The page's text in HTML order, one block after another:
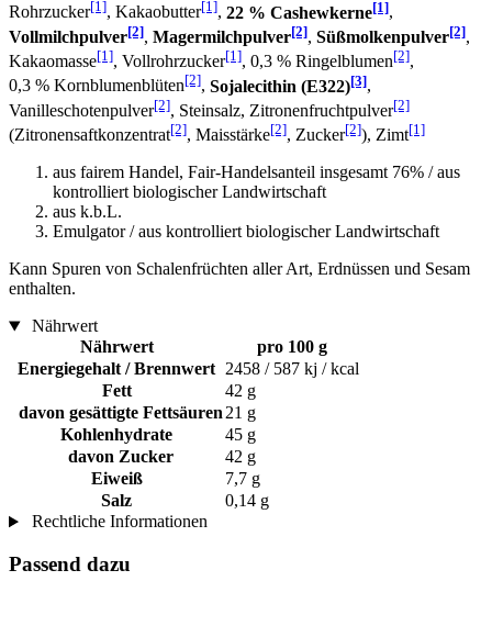
Rohrzucker[1], Kakaobutter[1], 22 % Cashewkerne[1],
Vollmilchpulver[2], Magermilchpulver[2], Süßmolkenpulver[2],
Kakaomasse[1], Vollrohrzucker[1], 0,3 % Ringelblumen[2],
0,3 % Kornblumenblüten[2], Sojalecithin (E322)[3],
Vanilleschotenpulver[2], Steinsalz, Zitronenfruchtpulver[2]
(Zitronensaftkonzentrat[2], Maisstärke[2], Zucker[2]), Zimt[1]
aus fairem Handel, Fair-Handelsanteil insgesamt 76% / aus
kontrolliert biologischer Landwirtschaft
aus k.b.L.
Emulgator / aus kontrolliert biologischer Landwirtschaft
Kann Spuren von Schalenfrüchten aller Art, Erdnüssen und Sesam
enthalten.
Nährwert
Nährwert
pro 100 g
Energiegehalt / Brennwert 2458 / 587 kj / kcal
Fett
42 g
davon gesättigte Fettsäuren 21 g
Kohlenhydrate
45 g
davon Zucker
42 g
Eiweiß
7,7 g
Salz
0,14 g
Rechtliche Informationen
Passend dazu